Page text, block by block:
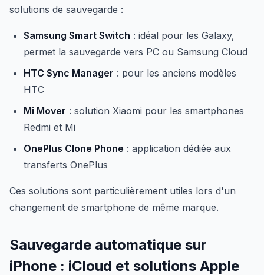
solutions de sauvegarde :
Samsung Smart Switch : idéal pour les Galaxy,
permet la sauvegarde vers PC ou Samsung Cloud
HTC Sync Manager : pour les anciens modèles
HTC
Mi Mover : solution Xiaomi pour les smartphones
Redmi et Mi
OnePlus Clone Phone : application dédiée aux
transferts OnePlus
Ces solutions sont particulièrement utiles lors d'un
changement de smartphone de même marque.
Sauvegarde automatique sur
iPhone : iCloud et solutions Apple